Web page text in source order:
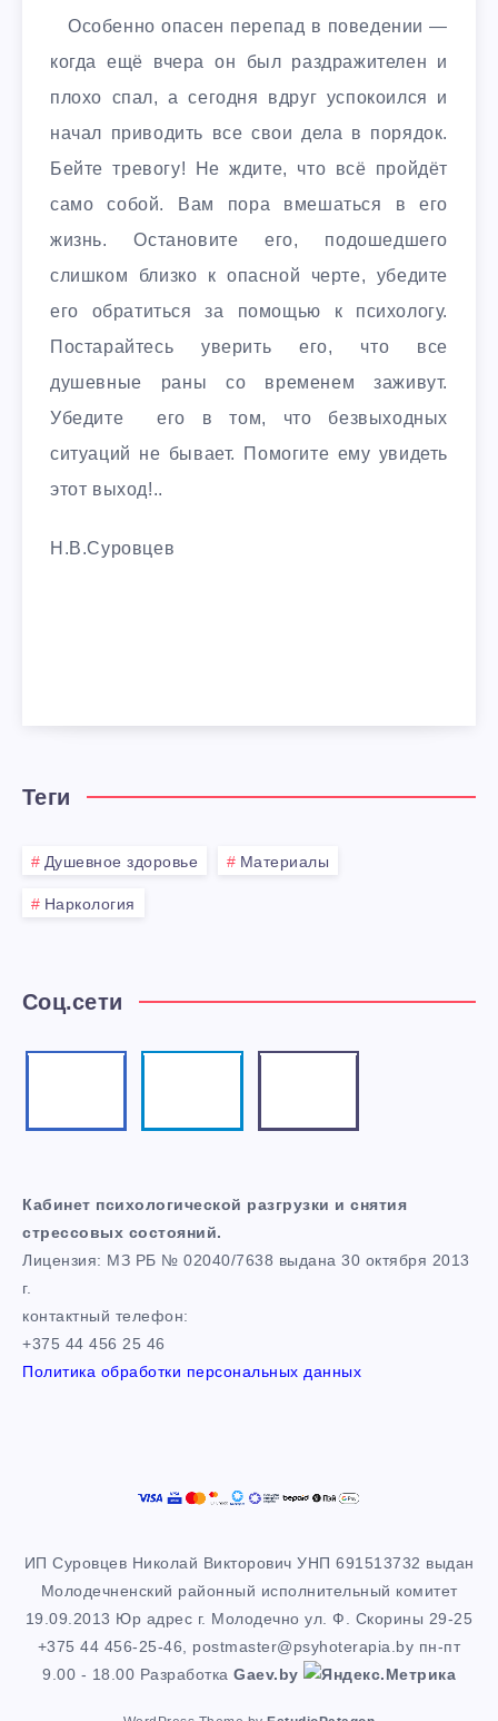
Особенно опасен перепад в поведении —
когда ещё вчера он был раздражителен и
плохо спал, а сегодня вдруг успокоился и
начал приводить все свои дела в порядок.
Бейте тревогу! Не ждите, что всё пройдёт
само собой. Вам пора вмешаться в его
жизнь. Остановите его, подошедшего
слишком близко к опасной черте, убедите
его обратиться за помощью к психологу.
Постарайтесь уверить его, что все
душевные раны со временем заживут.
Убедите его в том, что безвыходных
ситуаций не бывает. Помогите ему увидеть
этот выход!..
Н.В.Суровцев
Теги
Душевное здоровье Материалы
Наркология
Соц.сети
Кабинет психологической разгрузки и снятия
стрессовых состояний.
Лицензия: МЗ РБ № 02040/7638 выдана 30 октября 2013
г.
контактный телефон:
+375 44 456 25 46
Политика обработки персональных данных
ИП Суровцев Николай Викторович УНП 691513732 выдан
Молодечненский районный исполнительный комитет
19.09.2013 Юр адрес г. Молодечно ул. Ф. Скорины 29-25
+375 44 456-25-46, postmaster@psyhoterapia.by пн-пт
9.00 - 18.00 Разработка Gaev.by